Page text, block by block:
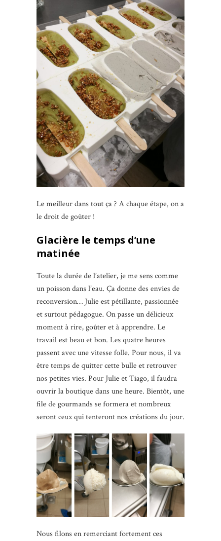
Le meilleur dans tout ça ? A chaque étape, on a
le droit de goûter !
Glacière le temps d’une
matinée
Toute la durée de l’atelier, je me sens comme
un poisson dans l’eau. Ça donne des envies de
reconversion… Julie est pétillante, passionnée
et surtout pédagogue. On passe un délicieux
moment à rire, goûter et à apprendre. Le
travail est beau et bon. Les quatre heures
passent avec une vitesse folle. Pour nous, il va
être temps de quitter cette bulle et retrouver
nos petites vies. Pour Julie et Tiago, il faudra
ouvrir la boutique dans une heure. Bientôt, une
file de gourmands se formera et nombreux
seront ceux qui tenteront nos créations du jour.
Nous filons en remerciant fortement ces